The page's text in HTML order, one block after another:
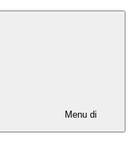
Menu di